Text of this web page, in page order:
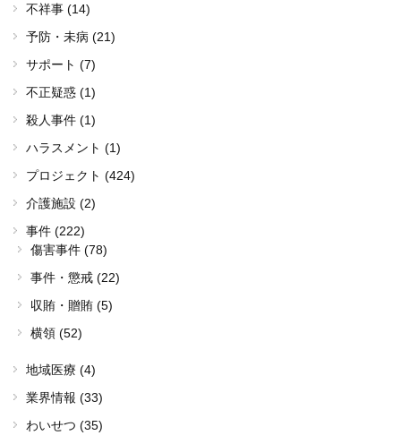
不祥事 (14)
予防・未病 (21)
サポート (7)
不正疑惑 (1)
殺人事件 (1)
ハラスメント (1)
プロジェクト (424)
介護施設 (2)
事件 (222)
傷害事件 (78)
事件・懲戒 (22)
収賄・贈賄 (5)
横領 (52)
地域医療 (4)
業界情報 (33)
わいせつ (35)